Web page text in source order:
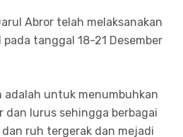
Abror telah melaksanakan
pada tanggal 18-21 Desember
adalah untuk menumbuhkan
dan lurus sehingga berbagai
ruh tergerak dan mejadi